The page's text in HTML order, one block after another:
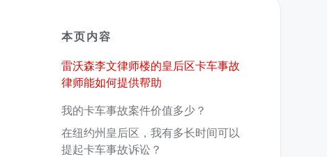
本页内容
雷沃森李文律师楼的皇后区卡车事故
律师能如何提供帮助
我的卡车事故案件价值多少？
在纽约州皇后区，我有多长时间可以
提起卡车事故诉讼？